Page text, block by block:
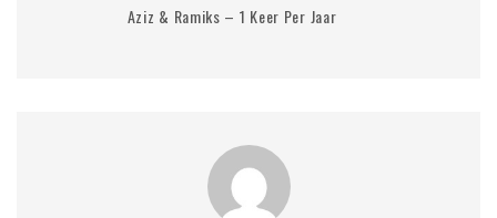
Aziz & Ramiks – 1 Keer Per Jaar